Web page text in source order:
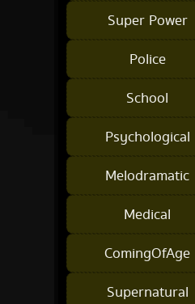
Super Power
Police
School
Psychological
Melodramatic
Medical
ComingOfAge
Supernatural